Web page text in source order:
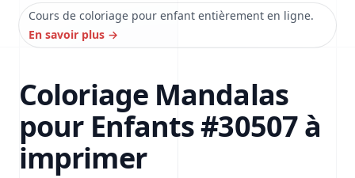
Cours de coloriage pour enfant entièrement en ligne.
En savoir plus →
Coloriage Mandalas
pour Enfants #30507 à
imprimer